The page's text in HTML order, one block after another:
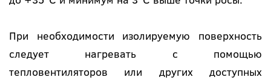
При необходимости изолируемую поверхность
следует нагревать с помощью
тепловентиляторов или других доступных